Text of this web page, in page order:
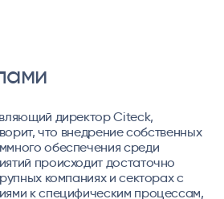
директор Citeck,
что внедрение собственных
обеспечения среди
происходит достаточно
компаниях и секторах с
к специфическим процессам,